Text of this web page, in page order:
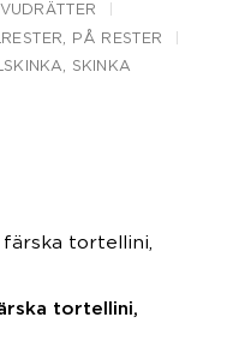
PÅ RESTER
SKINKA
tortellini,